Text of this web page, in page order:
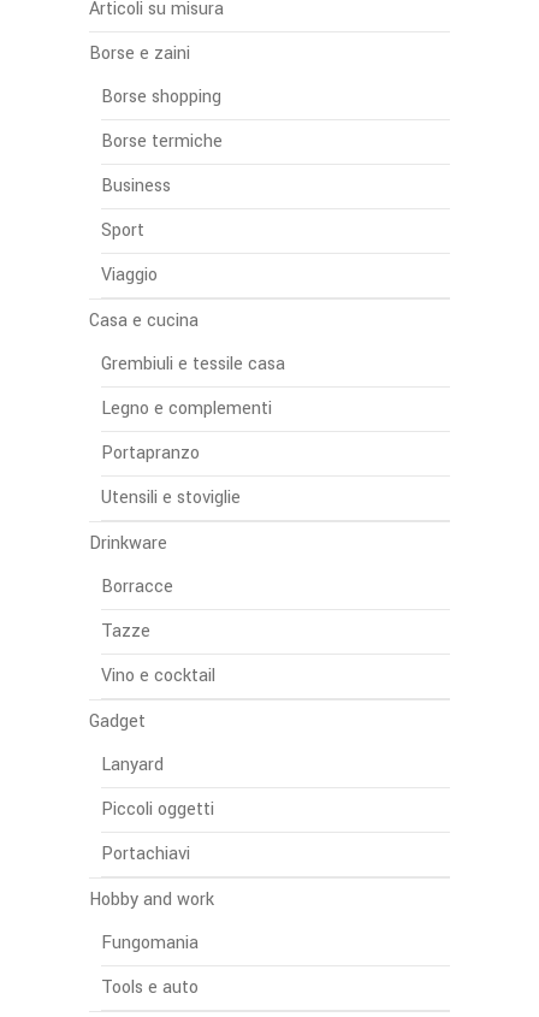
Articoli su misura
Borse e zaini
Borse shopping
Borse termiche
Business
Sport
Viaggio
Casa e cucina
Grembiuli e tessile casa
Legno e complementi
Portapranzo
Utensili e stoviglie
Drinkware
Borracce
Tazze
Vino e cocktail
Gadget
Lanyard
Piccoli oggetti
Portachiavi
Hobby and work
Fungomania
Tools e auto